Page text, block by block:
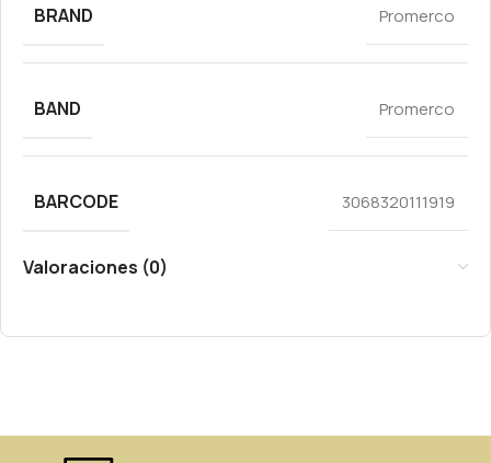
BRAND Promerco
BAND Promerco
BARCODE 3068320111919
Valoraciones (0)